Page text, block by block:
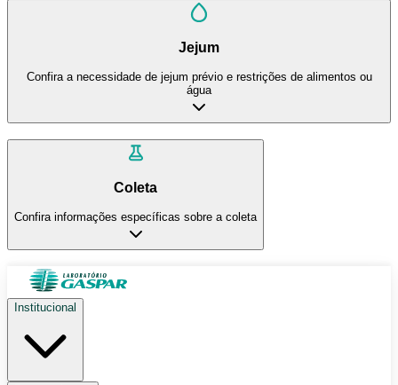
Jejum
Confira a necessidade de jejum prévio e restrições de alimentos ou
água
Coleta
Confira informações específicas sobre a coleta
Institucional